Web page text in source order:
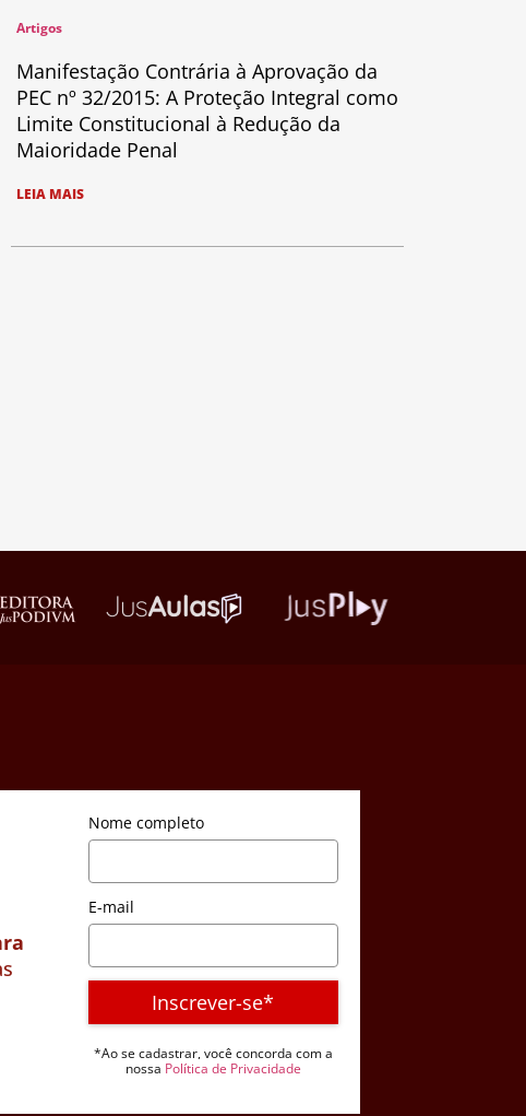
Artigos
Manifestação Contrária à Aprovação da
PEC nº 32/2015: A Proteção Integral como
Limite Constitucional à Redução da
Maioridade Penal
LEIA MAIS
Nome completo
E-mail
Inscrever-se*
*Ao se cadastrar, você concorda com a
nossa Política de Privacidade